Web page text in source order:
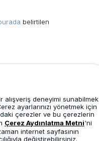
belirtilen
deneyimi sunabilmek
ayarlarınızı yönetmek için
çerezler ve bu çerezlerin
Çerez Aydınlatma Metni'ni
internet sayfasının
değiştirebilirsiniz.